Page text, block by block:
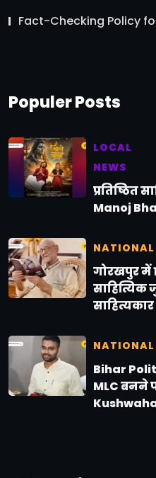
Fact-Checking Policy
Populer Posts
LOCAL
NEWS
प्रतिष्ठित
Manoj
NATIONAL
गोरखपुर में
साहित्यिक
साहित्यकार
NATIONAL
Bihar
MLC बनने